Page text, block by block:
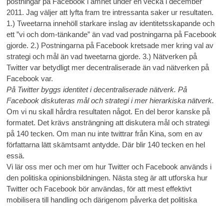
2011. Jag väljer att lyfta fram tre intressanta saker ur resultaten.
1.) Tweetarna innehöll starkare inslag av identitetsskapande och
ett ”vi och dom-tänkande” än vad vad postningarna på Facebook
gjorde. 2.) Postningarna på Facebook kretsade mer kring val av
strategi och mål än vad tweetarna gjorde. 3.) Nätverken på
Twitter var betydligt mer decentraliserade än vad nätverken på
Facebook var.
På Twitter byggs identitet i decentraliserade nätverk. På
Facebook diskuteras mål och strategi i mer hierarkiska nätverk.
Om vi nu skall hårdra resultaten något. En del beror kanske på
formatet. Det krävs ansträngning att diskutera mål och strategi
på 140 tecken. Om man nu inte twittrar från Kina, som en av
författarna lätt skämtsamt antydde. Där blir 140 tecken en hel
essä.
Vi lär oss mer och mer om hur Twitter och Facebook används i
den politiska opinionsbildningen. Nästa steg är att utforska hur
Twitter och Facebook bör användas, för att mest effektivt
mobilisera till handling och därigenom påverka det politiska